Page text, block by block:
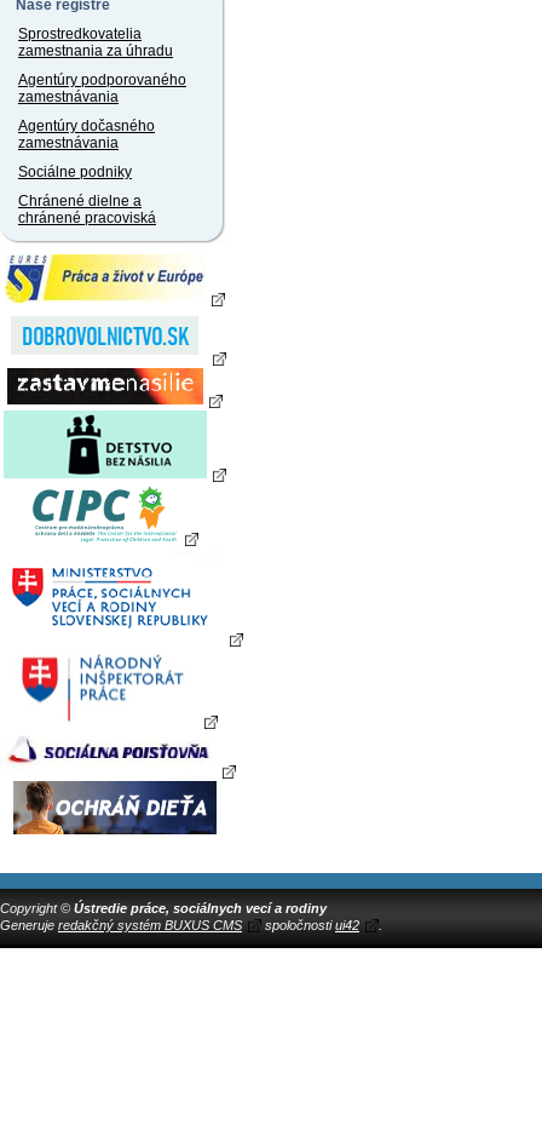
Naše registre
Sprostredkovatelia
zamestnania za úhradu
Agentúry podporovaného
zamestnávania
Agentúry dočasného
zamestnávania
Sociálne podniky
Chránené dielne a
chránené pracoviská
Copyright © Ústredie práce, sociálnych vecí a rodiny
Generuje redakčný systém BUXUS CMS spoločnostiui42